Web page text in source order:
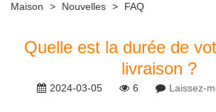
Maison > Nouvelles > FAQ
Quelle est la durée de
livraison ?
2024-03-05 6 Laissez-